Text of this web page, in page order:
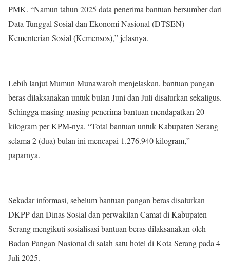
PMK. “Namun tahun 2025 data penerima bantuan bersumber dari
Data Tunggal Sosial dan Ekonomi Nasional (DTSEN)
Kementerian Sosial (Kemensos),” jelasnya.
Lebih lanjut Mumun Munawaroh menjelaskan, bantuan pangan
beras dilaksanakan untuk bulan Juni dan Juli disalurkan sekaligus.
Sehingga masing-masing penerima bantuan mendapatkan 20
kilogram per KPM-nya. “Total bantuan untuk Kabupaten Serang
selama 2 (dua) bulan ini mencapai 1.276.940 kilogram,”
paparnya.
Sekadar informasi, sebelum bantuan pangan beras disalurkan
DKPP dan Dinas Sosial dan perwakilan Camat di Kabupaten
Serang mengikuti sosialisasi bantuan beras dilaksanakan oleh
Badan Pangan Nasional di salah satu hotel di Kota Serang pada 4
Juli 2025.